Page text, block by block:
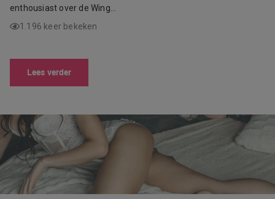
enthousiast over de Wing…
1.196 keer bekeken
Lees verder